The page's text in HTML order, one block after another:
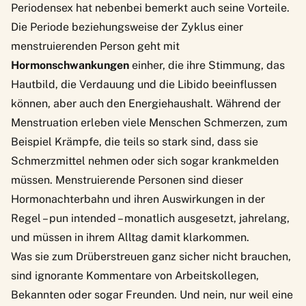
Periodensex hat nebenbei bemerkt auch seine Vorteile.
Die Periode beziehungsweise der Zyklus einer
menstruierenden Person geht mit
Hormonschwankungen einher, die ihre Stimmung, das
Hautbild, die Verdauung und die Libido beeinflussen
können, aber auch den Energiehaushalt. Während der
Menstruation erleben viele Menschen Schmerzen, zum
Beispiel Krämpfe, die teils so stark sind, dass sie
Schmerzmittel nehmen oder sich sogar krankmelden
müssen. Menstruierende Personen sind dieser
Hormonachterbahn und ihren Auswirkungen in der
Regel – pun intended – monatlich ausgesetzt, jahrelang,
und müssen in ihrem Alltag damit klarkommen.
Was sie zum Drüberstreuen ganz sicher nicht brauchen,
sind ignorante Kommentare von Arbeitskollegen,
Bekannten oder sogar Freunden. Und nein, nur weil eine